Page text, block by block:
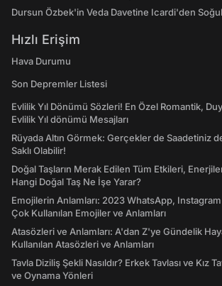
Dursun Özbek'in Veda Davetine Icardi'den
Hızlı Erişim
Hava Durumu
Son Depremler Listesi
Evlilik Yıl Dönümü Sözleri! En Özel Romantik,
Evlilik Yıl dönümü Mesajları
Rüyada Altın Görmek: Gerçekler de Saadetiniz
Saklı Olabilir!
Doğal Taşların Merak Edilen Tüm Etkileri,
Hangi Doğal Taş Ne İşe Yarar?
Emojilerin Anlamları: 2023 WhatsApp,
Çok Kullanılan Emojiler ve Anlamları
Atasözleri ve Anlamları: A'dan Z'ye Gündelik
Kullanılan Atasözleri ve Anlamları
Tavla Diziliş Şekli Nasıldır? Erkek Tavlası ve Kız
ve Oynama Yönleri